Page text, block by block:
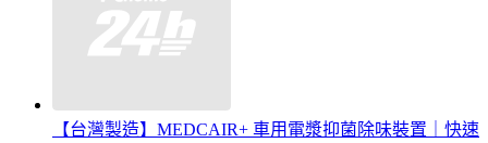
【台灣製造】MEDCAIR+ 車用電漿抑菌除味裝置｜快速